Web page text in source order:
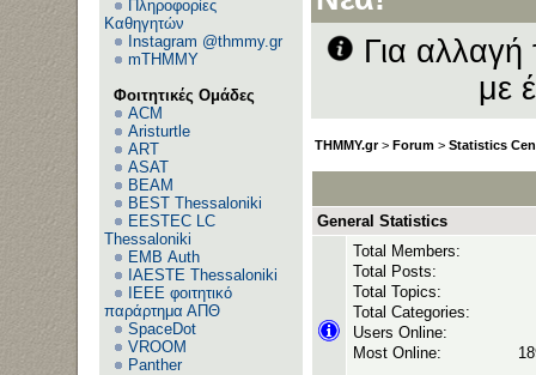
Πληροφορίες
Καθηγητών
Instagram @thmmy.gr
mTHMMY
Φοιτητικές Ομάδες
ACM
Aristurtle
ART
ASAT
BEAM
BEST Thessaloniki
EESTEC LC
Thessaloniki
EΜΒ Auth
IAESTE Thessaloniki
IEEE φοιτητικό
παράρτημα ΑΠΘ
SpaceDot
VROOM
Panther
Για
με
THMMY.gr> Forum > Statistics
General Statistics
Total Members:
Total Posts:
Total Topics:
Total Categories:
Users Online:
Most Online: